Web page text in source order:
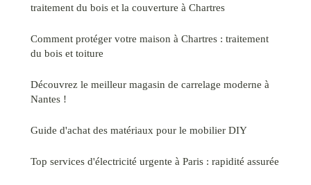
traitement du bois et la couverture à Chartres
Comment protéger votre maison à Chartres : traitement
du bois et toiture
Découvrez le meilleur magasin de carrelage moderne à
Nantes !
Guide d'achat des matériaux pour le mobilier DIY
Top services d'électricité urgente à Paris : rapidité assurée